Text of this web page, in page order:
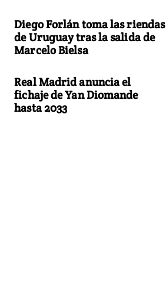
Diego Forlán toma las riendas
de Uruguay tras la salida de
Marcelo Bielsa
Real Madrid anuncia el
fichaje de Yan Diomande
hasta 2033